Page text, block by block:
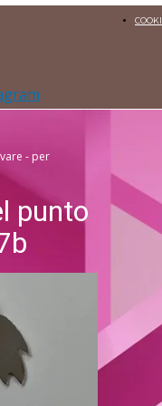
- per
punto